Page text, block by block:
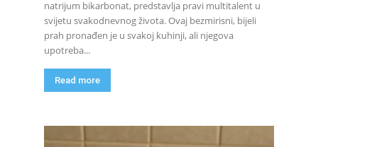
natrijum bikarbonat, predstavlja pravi multitalent u
svijetu svakodnevnog života. Ovaj bezmirisni, bijeli
prah pronađen je u svakoj kuhinji, ali njegova
upotreba...
Read more